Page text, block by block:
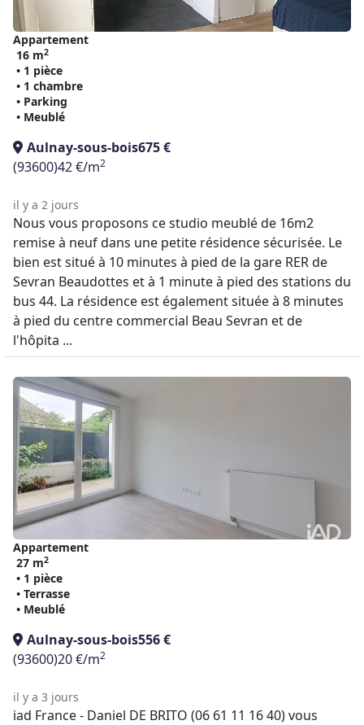
Appartement
16 m2
• 1 pièce
• 1 chambre
• Parking
• Meublé
Aulnay-sous-bois675 €
(93600)42 €/m2
il y a 2 jours
Nous vous proposons ce studio meublé de 16m2
remise à neuf dans une petite résidence sécurisée. Le
bien est situé à 10 minutes à pied de la gare RER de
Sevran Beaudottes et à 1 minute à pied des stations du
bus 44. La résidence est également située à 8 minutes
à pied du centre commercial Beau Sevran et de
l'hôpita ...
Appartement
27 m2
• 1 pièce
• Terrasse
• Meublé
Aulnay-sous-bois556 €
(93600)20 €/m2
il y a 3 jours
iad France - Daniel DE BRITO (06 61 11 16 40) vous